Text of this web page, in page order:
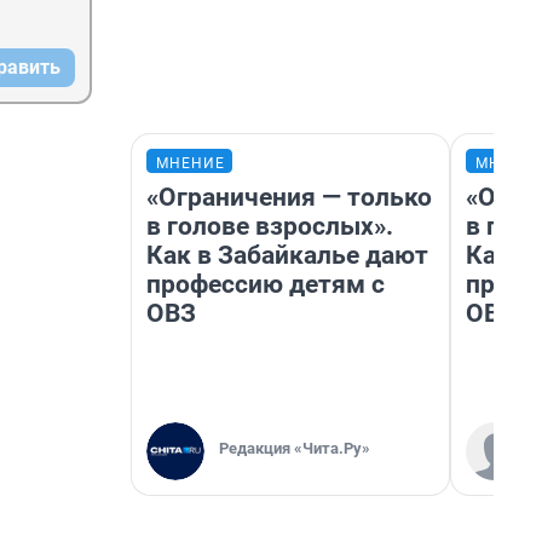
МНЕНИЕ
«Ограничения — только
в голове взрослых».
Как в Забайкалье дают
профессию детям с
ОВЗ
Редакция «Чита.Ру»
в
Как в
ОВЗ